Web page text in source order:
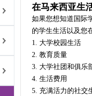
在马来西亚生
如果您想知道国际
的学生生活以及您
1. 大学校园生活
2. 教育质量
3. 大学社团和俱乐
4. 生活费用
5. 充满活力的社交